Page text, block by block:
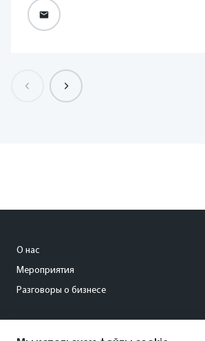
О нас
Мероприятия
Разговоры о бизнесе